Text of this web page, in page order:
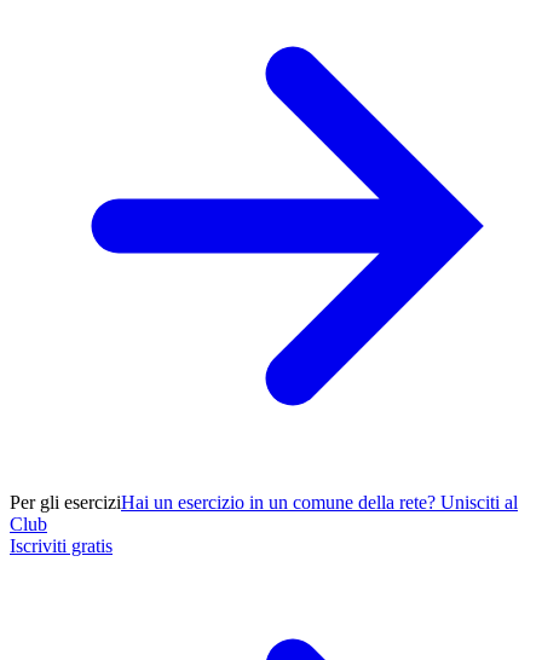
Per gli eserciziHai un esercizio in un comune della rete? Unisciti al
Club
Iscriviti gratis